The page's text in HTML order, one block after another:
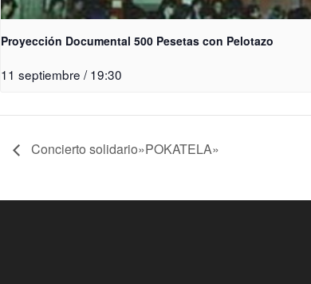
Proyección Documental 500 Pesetas con Pelotazo
11 septiembre / 19:30
Concierto solidario»POKATELA»